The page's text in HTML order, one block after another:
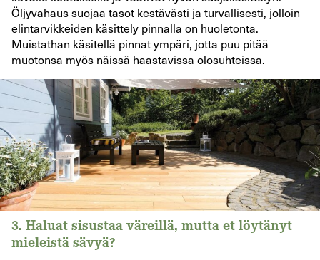
Öljyvahaus suojaa tasot kestävästi ja turvallisesti, jolloin
elintarvikkeiden käsittely pinnalla on huoletonta.
Muistathan käsitellä pinnat ympäri, jotta puu pitää
muotonsa myös näissä haastavissa olosuhteissa.
3. Haluat sisustaa väreillä, mutta et löytänyt
mieleistä sävyä?